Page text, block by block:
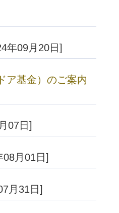
年09月20日]
ア基金）のご案内
07日]
月01日]
月31日]